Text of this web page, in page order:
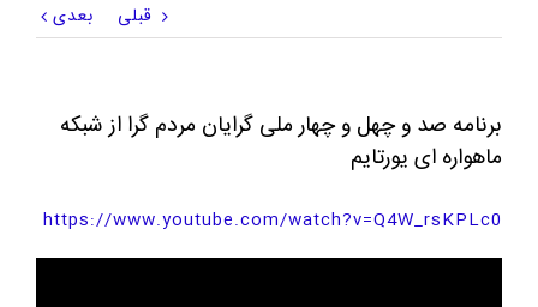
قبلی بعدی
برنامه صد و چهل و چهار ملی گرایان مردم گرا از شبکه
ماهواره ای یورتایم
https://www.youtube.com/watch?v=Q4W_rsKPLc0